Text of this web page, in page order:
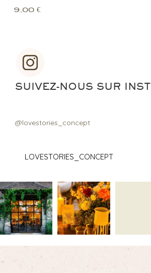
9,00 €
SUIVEZ-NOUS SUR
@lovestories_concept
LOVESTORIES_CONCEPT